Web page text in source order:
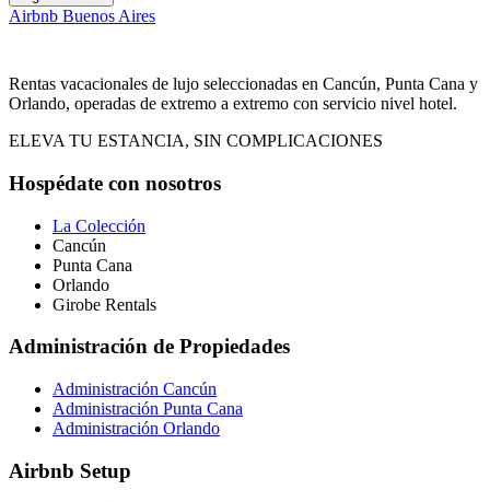
Airbnb Buenos Aires
Rentas vacacionales de lujo seleccionadas en Cancún, Punta Cana y
Orlando, operadas de extremo a extremo con servicio nivel hotel.
ELEVA TU ESTANCIA, SIN COMPLICACIONES
Hospédate con nosotros
La Colección
Cancún
Punta Cana
Orlando
Girobe Rentals
Administración de Propiedades
Administración Cancún
Administración Punta Cana
Administración Orlando
Airbnb Setup